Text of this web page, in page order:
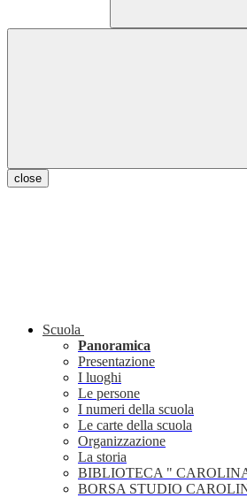
close
Scuola
Panoramica
Presentazione
I luoghi
Le persone
I numeri della scuola
Le carte della scuola
Organizzazione
La storia
BIBLIOTECA "
BORSA STUDIO